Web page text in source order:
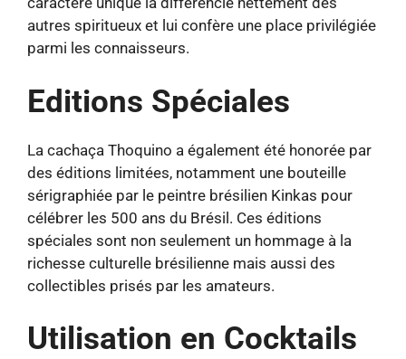
autres spiritueux et lui confère une place privilégiée
parmi les connaisseurs.
Editions Spéciales
La cachaça Thoquino a également été honorée par
des éditions limitées, notamment une bouteille
sérigraphiée par le peintre brésilien Kinkas pour
célébrer les 500 ans du Brésil. Ces éditions
spéciales sont non seulement un hommage à la
richesse culturelle brésilienne mais aussi des
collectibles prisés par les amateurs.
Utilisation en Cocktails